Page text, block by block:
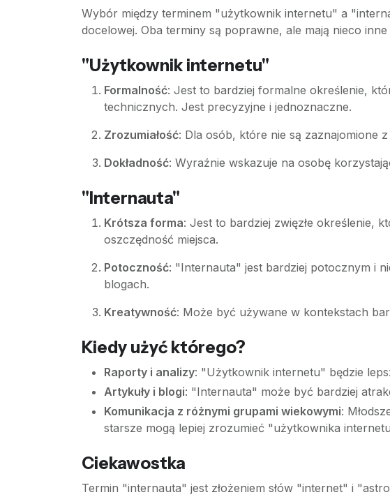
Wybór między terminem "użytkownik internetu" a
docelowej. Oba terminy są poprawne, ale mają nieco
"Użytkownik internetu"
Formalność: Jest to bardziej formalne określenie,
technicznych. Jest precyzyjne i jednoznaczne.
Zrozumiałość: Dla osób, które nie są zaznajomione
Dokładność: Wyraźnie wskazuje na osobę
"Internauta"
Krótsza forma: Jest to bardziej zwięzłe określenie,
oszczędność miejsca.
Potoczność: "Internauta" jest bardziej potocznym i
blogach.
Kreatywność: Może być używane w kontekstach
Kiedy użyć którego?
Raporty i analizy: "Użytkownik internetu" będzie
Artykuły i blogi: "Internauta" może być bardziej
Komunikacja z różnymi grupami wiekowymi:
starsze mogą lepiej zrozumieć "użytkownika
Ciekawostka
Termin "internauta" jest złożeniem słów "internet" i